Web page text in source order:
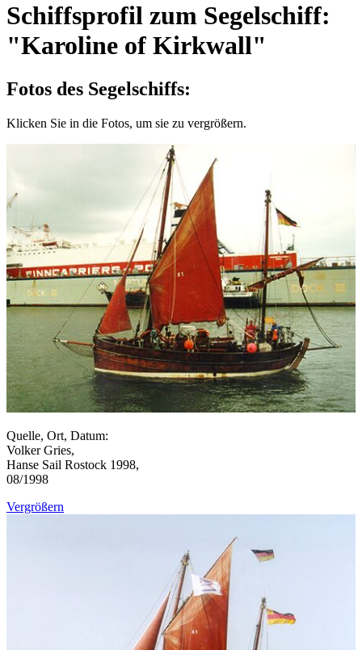
Schiffsprofil zum Segelschiff:
"Karoline of Kirkwall"
Fotos des Segelschiffs:
Klicken Sie in die Fotos, um sie zu vergrößern.
Quelle, Ort, Datum:
Volker Gries,
Hanse Sail Rostock 1998,
08/1998
Vergrößern